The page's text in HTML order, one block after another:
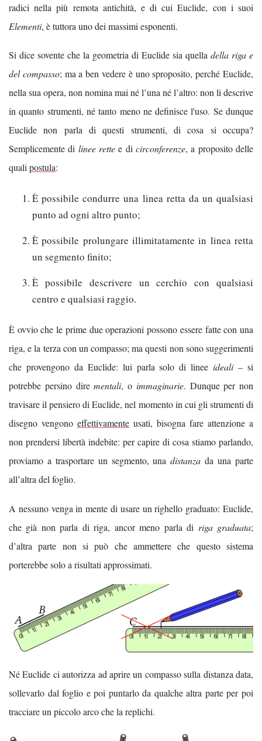
radici nella più remota antichità, e di cui Euclide, con i suoi
Elementi, è tuttora uno dei massimi esponenti.
Si dice sovente che la geometria di Euclide sia quella della riga e
del compasso; ma a ben vedere è uno sproposito, perché Euclide,
nella sua opera, non nomina mai né l’una né l’altro: non li descrive
in quanto strumenti, né tanto meno ne definisce l'uso. Se dunque
Euclide non parla di questi strumenti, di cosa si occupa?
Semplicemente di linee rette e dicirconferenze, a proposito delle
quali postula:
È possibile condurre una linea retta da un qualsiasi
punto ad ogni altro punto;
È possibile prolungare illimitatamente in linea retta
un segmento finito;
È possibile descrivere un cerchio con qualsiasi
centro e qualsiasi raggio.
È ovvio che le prime due operazioni possono essere fatte con una
riga, e la terza con un compasso; ma questi non sono suggerimenti
che provengono da Euclide: lui parla solo di lineeideali– si
potrebbe persino dirementali, o immaginarie. Dunque per non
travisare il pensiero di Euclide, nel momento in cui gli strumenti di
disegno vengono effettivamente usati, bisogna fare attenzione a
non prendersi libertà indebite: per capire di cosa stiamo parlando,
proviamo a trasportare un segmento, unadistanza da una parte
all’altra del foglio.
A nessuno venga in mente di usare un righello graduato: Euclide,
che già non parla di riga, ancor meno parla di riga graduata;
d’altra parte non si può che ammettere che questo sistema
porterebbe solo a risultati approssimati.
Né Euclide ci autorizza ad aprire un compasso sulla distanza data,
sollevarlo dal foglio e poi puntarlo da qualche altra parte per poi
tracciare un piccolo arco che la replichi.